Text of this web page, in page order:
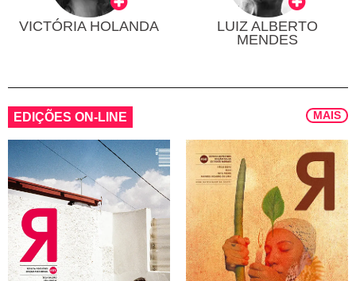
VICTÓRIA HOLANDA
LUIZ ALBERTO
MENDES
EDIÇÕES ON-LINE MAIS